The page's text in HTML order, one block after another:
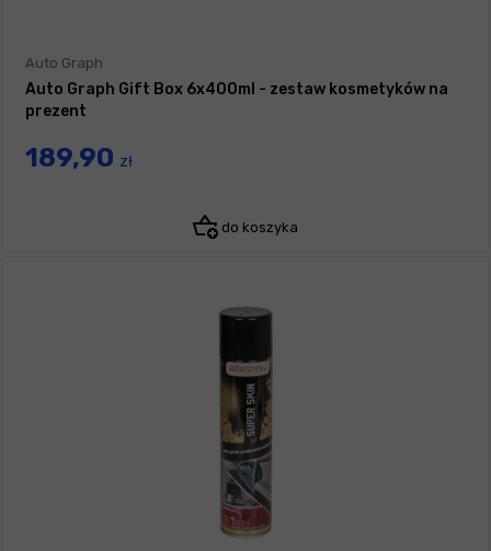
Auto Graph
Auto Graph Gift Box 6x400ml - zestaw kosmetyków na
prezent
189,90 zł
do koszyka